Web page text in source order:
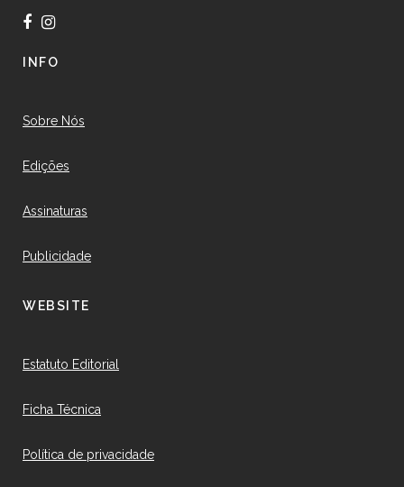
INFO
Sobre Nós
Edições
Assinaturas
Publicidade
WEBSITE
Estatuto Editorial
Ficha Técnica
Política de privacidade